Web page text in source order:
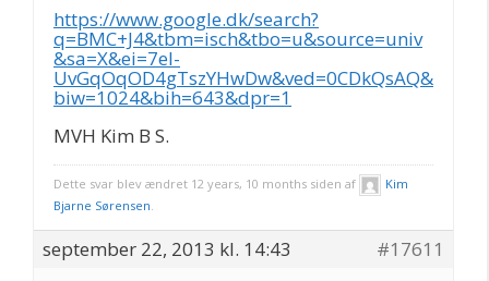
https://www.google.dk/search?
q=BMC+J4&tbm=isch&tbo=u&source=univ
&sa=X&ei=7eI-
UvGqOqOD4gTszYHwDw&ved=0CDkQsAQ&
biw=1024&bih=643&dpr=1
MVH Kim B S.
Dette svar blev ændret 12 years, 10 months siden af
Kim
Bjarne Sørensen.
september 22, 2013 kl. 14:43
#17611